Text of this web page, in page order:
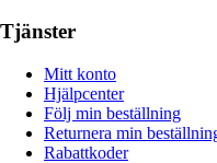
Tjänster
Mitt konto
Hjälpcenter
Följ min beställning
Returnera min
Rabattkoder